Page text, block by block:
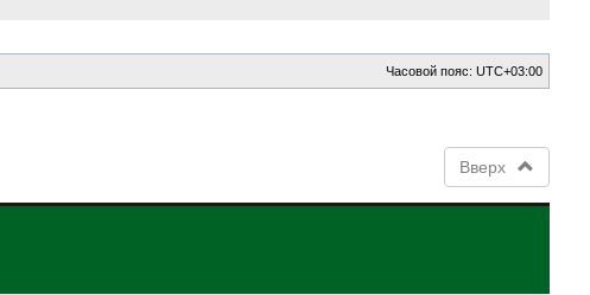
Часовой пояс:UTC+03:00
Вверх